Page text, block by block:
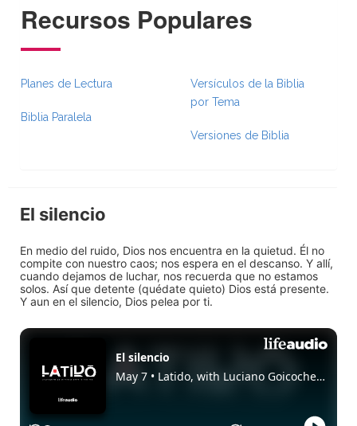
Recursos Populares
Planes de Lectura
Biblia Paralela
Versículos de la Biblia
por Tema
Versiones de Biblia
El silencio
En medio del ruido, Dios nos encuentra en la quietud. Él no
compite con nuestro caos; nos espera en el descanso. Y allí,
cuando dejamos de luchar, nos recuerda que no estamos
solos. Así que detente (quédate quieto) Dios está presente.
Y aun en el silencio, Dios pelea por ti.